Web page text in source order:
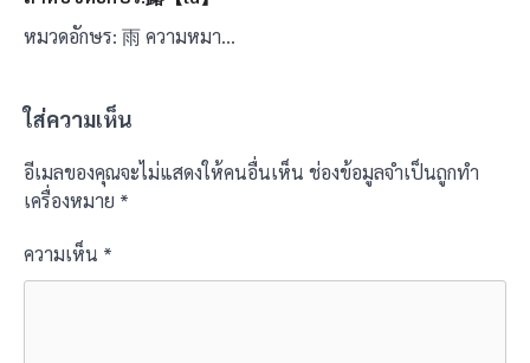
หมวดอักษร: 雨 ความหมา…
ใส่ความเห็น
อีเมลของคุณจะไม่แสดงให้คนอื่นเห็น ช่องข้อมูลจำเป็นถูกทำ
เครื่องหมาย *
ความเห็น *